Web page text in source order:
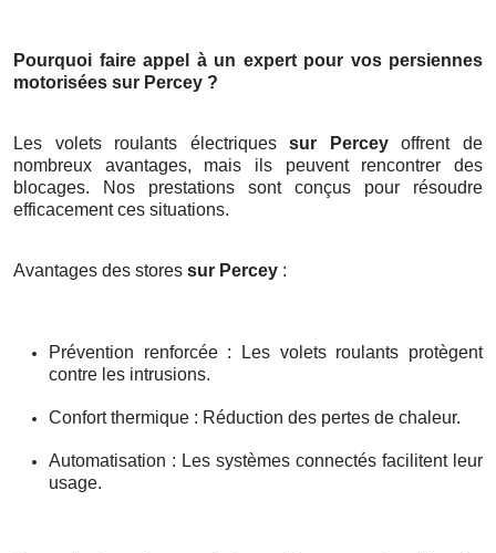
Pourquoi faire appel à un expert pour vos persiennes
motorisées sur Percey ?
Les volets roulants électriquessur Perceyoffrent de
nombreux avantages, mais ils peuvent rencontrer des
blocages. Nos prestations sont conçus pour résoudre
efficacement ces situations.
Avantages des stores sur Percey :
Prévention renforcée : Les volets roulants protègent
contre les intrusions.
Confort thermique : Réduction des pertes de chaleur.
Automatisation : Les systèmes connectés facilitent leur
usage.